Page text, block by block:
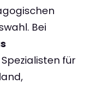
Bei
für